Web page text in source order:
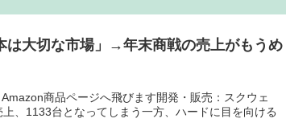
は大切な市場」→年末商戦の売上がもうめ
商品ページへ飛びます開発・販売：スクウェ
、1133台となってしまう一方、ハードに目を向ける